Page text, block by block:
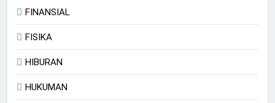
FINANSIAL
FISIKA
HIBURAN
HUKUMAN